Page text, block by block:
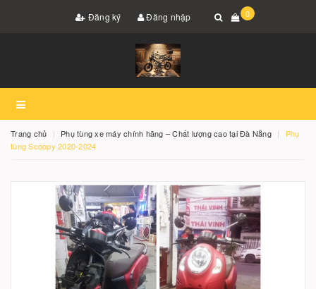
Đăng ký Đăng nhập 0
Trang chủ Phụ tùng xe máy chính hãng – Chất lượng cao tại Đà Nẵng
Phụ
tùng Scoopy 2020-2024